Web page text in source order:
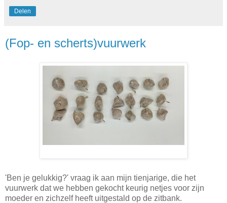
Delen
(Fop- en scherts)vuurwerk
'Ben je gelukkig?' vraag ik aan mijn tienjarige, die het
vuurwerk dat we hebben gekocht keurig netjes voor zijn
moeder en zichzelf heeft uitgestald op de zitbank.